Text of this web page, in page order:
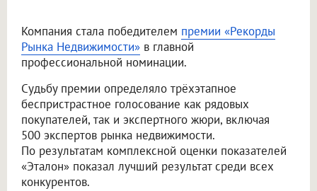
Компания стала победителем премии «Рекорды
Рынка Недвижимости» в главной
профессиональной номинации.
Судьбу премии определяло трёхэтапное
беспристрастное голосование как рядовых
покупателей, так и экспертного жюри, включая
500 экспертов рынка недвижимости.
По результатам комплексной оценки показателей
«Эталон» показал лучший результат среди всех
конкурентов.